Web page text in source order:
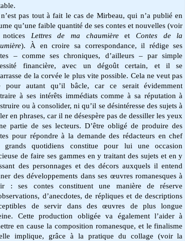
pas tout à fait le cas de Mirbeau, qui n’a publié en
qu’une faible quantité de ses contes et nouvelles (voir
Lettres de ma chaumièreetContes de la
). À en croire sa correspondance, il rédige ses
– comme ses chroniques, d’ailleurs – par simple
financière, avec un dégoût certain, et il se
de la corvée le plus vite possible. Cela ne veut pas
pour autant qu’il bâcle, car ce serait évidemment
à ses intérêts immédiats comme à sa réputation à
ou à consolider, ni qu’il se désintéresse des sujets à
en phrases, car il ne désespère pas de dessiller les yeux
partie de ses lecteurs. D’être obligé de produire des
pour répondre à la demande des rédacteurs en chef
grands quotidiens constitue pour lui une occasion
de faire ses gammes en y traitant des sujets et en y
des personnages et des décors auxquels il entend
des développements dans ses œuvres romanesques à
: ses contes constituent une manière de réserve
d’anecdotes, de répliques et de descriptions
de servir dans des œuvres de plus longue
Cette production obligée va également l’aider à
en cause la composition romanesque, et le finalisme
implique, grâce à la pratique du collage (voir la